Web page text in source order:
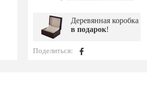
Деревянная коробка
в подарок!
Поделиться: